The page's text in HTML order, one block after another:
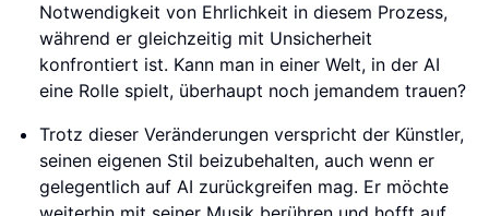
Notwendigkeit von Ehrlichkeit in diesem Prozess,
während er gleichzeitig mit Unsicherheit
konfrontiert ist. Kann man in einer Welt, in der AI
eine Rolle spielt, überhaupt noch jemandem trauen?
Trotz dieser Veränderungen verspricht der Künstler,
seinen eigenen Stil beizubehalten, auch wenn er
gelegentlich auf AI zurückgreifen mag. Er möchte